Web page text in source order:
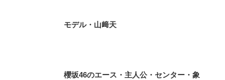
モデル・山﨑天
櫻坂46のエース・主人公・センター・象